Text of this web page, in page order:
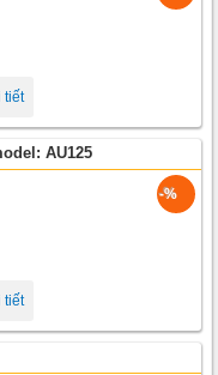
tiết
AU125
-%
tiết